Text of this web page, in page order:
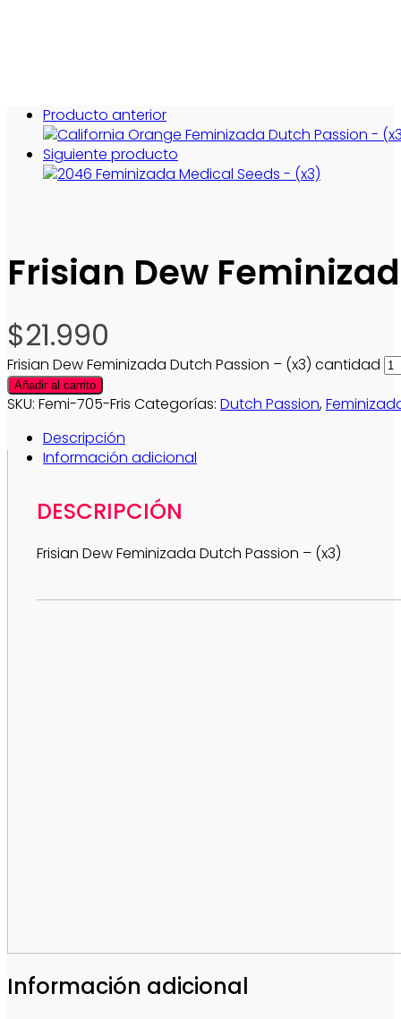
Producto anterior
Siguiente producto
Frisian Dew
$21.990
Frisian Dew Feminizada Dutch Passion – (x3) cantidad
Añadir al carrito
SKU: Femi-705-Fris Categorías: Dutch Passion,
Descripción
Información adicional
DESCRIPCIÓN
Frisian Dew Feminizada Dutch Passion – (x3)
Información adicional